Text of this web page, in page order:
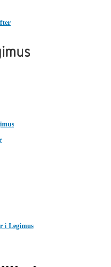
i Legimus